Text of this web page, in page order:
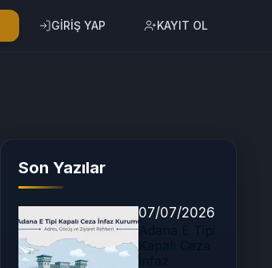
GİRİŞ YAP KAYIT OL
Son Yazılar
07/07/2026